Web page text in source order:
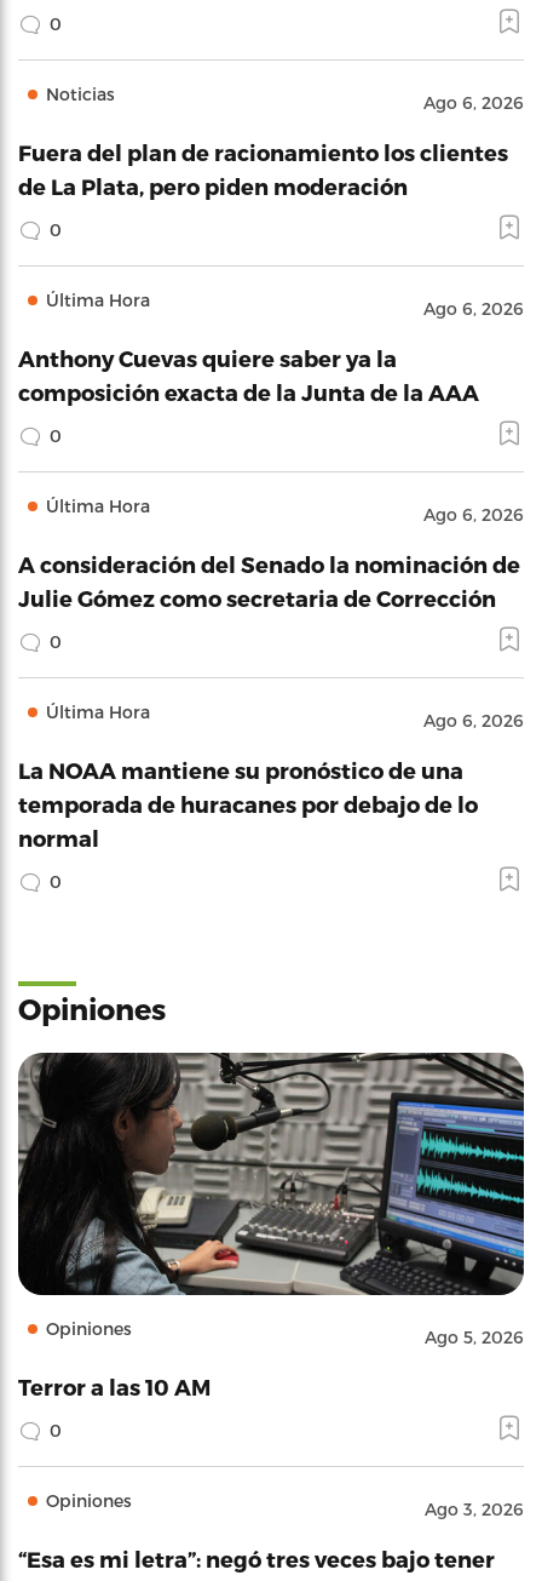
0
Noticias Ago 6, 2026
Fuera del plan de racionamiento los clientes
de La Plata, pero piden moderación
0
Última Hora Ago 6, 2026
Anthony Cuevas quiere saber ya la
composición exacta de la Junta de la AAA
0
Última Hora Ago 6, 2026
A consideración del Senado la nominación de
Julie Gómez como secretaria de Corrección
0
Última Hora Ago 6, 2026
La NOAA mantiene su pronóstico de una
temporada de huracanes por debajo de lo
normal
0
Opiniones
Opiniones Ago 5, 2026
Terror a las 10 AM
0
Opiniones Ago 3, 2026
“Esa es mi letra”: negó tres veces bajo tener